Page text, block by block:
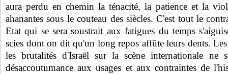
aura perdu en chemin la ténacité, la patience et la
ahanantes sous le couteau des siècles. C'est tout le
Etat qui se sera soustrait aux fatigues du temps
scies dont on dit qu'un long repos affûte leurs dents.
les brutalités d'Israël sur la scène internationale
désaccoutumance aux usages et aux contraintes de